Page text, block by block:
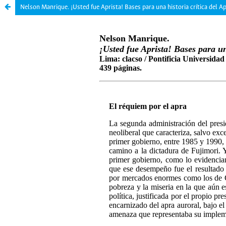
Nelson Manrique. ¡Usted fue Aprista! Bases para una historia crítica del